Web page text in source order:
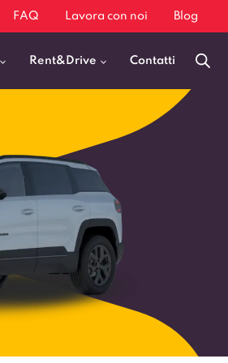
FAQ Lavora con noi Blog
BMW X1
Audi Q3
Audi A3
Kia Sportage
Jeep Avenger
VEDI TUTTI
Rent&Drive Contatti